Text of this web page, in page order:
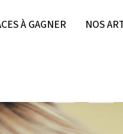
À GAGNER NOS